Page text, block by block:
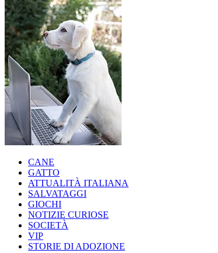
CANE
GATTO
ATTUALITÀ ITALIANA
SALVATAGGI
GIOCHI
NOTIZIE CURIOSE
SOCIETÀ
VIP
STORIE DI ADOZIONE